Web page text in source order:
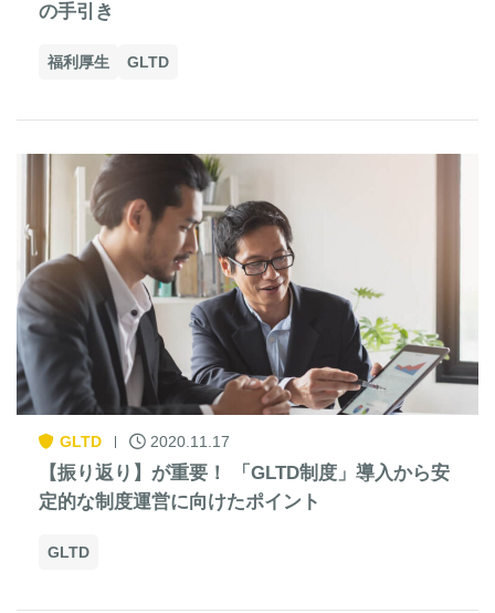
の手引き
福利厚生 GLTD
GLTD 2020.11.17
【振り返り】が重要！ 「GLTD制度」導入から安
定的な制度運営に向けたポイント
GLTD